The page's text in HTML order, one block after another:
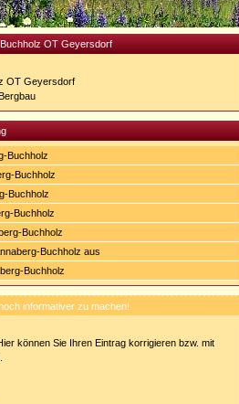
OT Geyersdorf
OT Geyersdorf
Buchholz
Buchholz
Buchholz
Buchholz
Buchholz
Buchholz aus
Buchholz
informativer zu machen!
können Sie Ihren Eintrag korrigieren bzw. mit